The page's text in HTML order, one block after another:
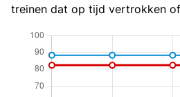
treinen dat op tijd vertrokken